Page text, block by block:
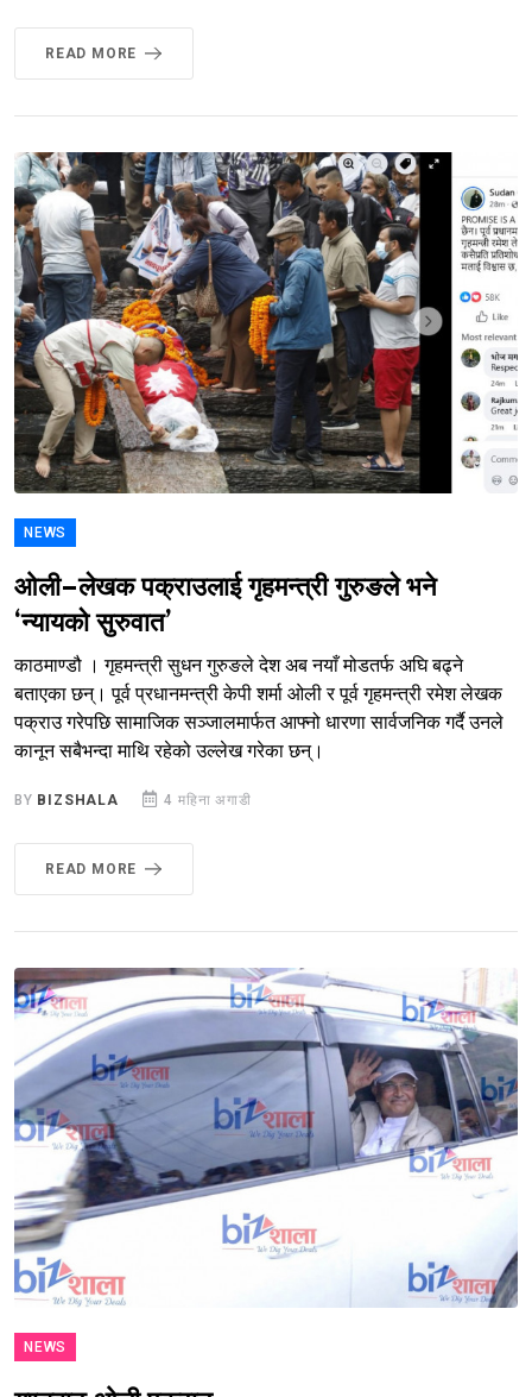
READ MORE
NEWS
ओली–लेखक पक्राउलाई गृहमन्त्री गुरुङले भने
‘न्यायको सुरुवात’
काठमाण्डौ । गृहमन्त्री सुधन गुरुङले देश अब नयाँ मोडतर्फ अघि बढ्ने
बताएका छन्। पूर्व प्रधानमन्त्री केपी शर्मा ओली र पूर्व गृहमन्त्री रमेश लेखक
पक्राउ गरेपछि सामाजिक सञ्जालमार्फत आफ्नो धारणा सार्वजनिक गर्दै उनले
कानून सबैभन्दा माथि रहेको उल्लेख गरेका छन्।
BY BIZSHALA 4 महिना अगाडी
READ MORE
NEWS